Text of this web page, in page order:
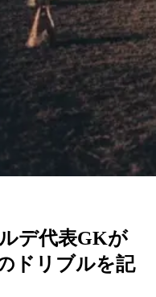
デ代表GKが
ドリブルを記